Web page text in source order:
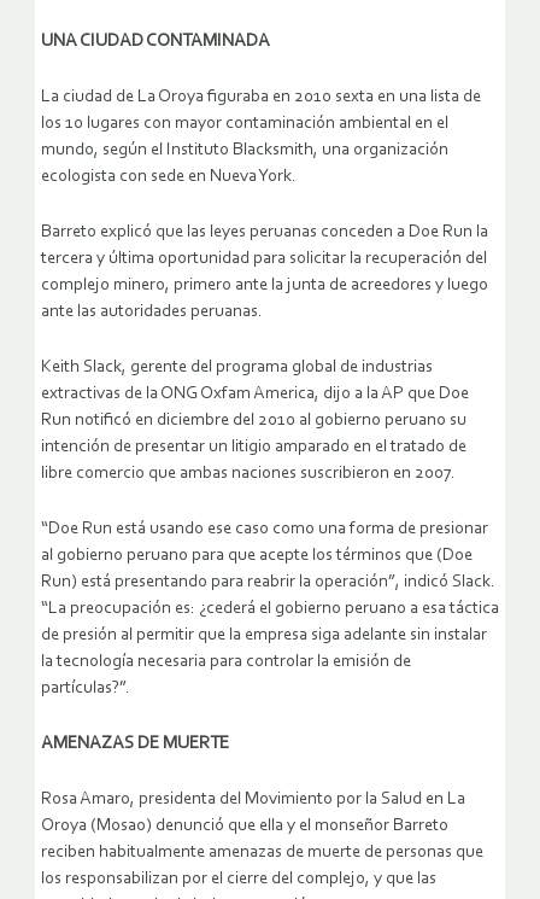
UNA CIUDAD CONTAMINADA
La ciudad de La Oroya figuraba en 2010 sexta en una lista de
los 10 lugares con mayor contaminación ambiental en el
mundo, según el Instituto Blacksmith, una organización
ecologista con sede en Nueva York.
Barreto explicó que las leyes peruanas conceden a Doe Run la
tercera y última oportunidad para solicitar la recuperación del
complejo minero, primero ante la junta de acreedores y luego
ante las autoridades peruanas.
Keith Slack, gerente del programa global de industrias
extractivas de la ONG Oxfam America, dijo a la AP que Doe
Run notificó en diciembre del 2010 al gobierno peruano su
intención de presentar un litigio amparado en el tratado de
libre comercio que ambas naciones suscribieron en 2007.
“Doe Run está usando ese caso como una forma de presionar
al gobierno peruano para que acepte los términos que (Doe
Run) está presentando para reabrir la operación”, indicó Slack.
“La preocupación es: ¿cederá el gobierno peruano a esa táctica
de presión al permitir que la empresa siga adelante sin instalar
la tecnología necesaria para controlar la emisión de
partículas?”.
AMENAZAS DE MUERTE
Rosa Amaro, presidenta del Movimiento por la Salud en La
Oroya (Mosao) denunció que ella y el monseñor Barreto
reciben habitualmente amenazas de muerte de personas que
los responsabilizan por el cierre del complejo, y que las